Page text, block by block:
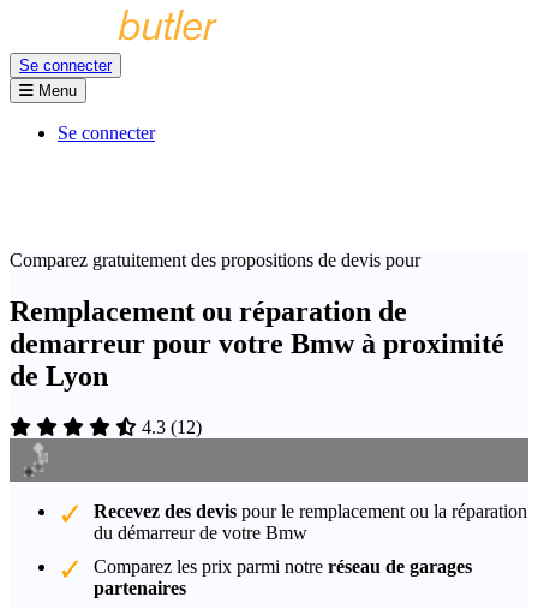
Se connecter
Menu
Se connecter
Comparez gratuitement des propositions de devis pour
Remplacement ou réparation de
demarreur pour votre Bmw à proximité
de Lyon
4.3 (12)
Recevez des devis pour le remplacement ou la réparation
du démarreur de votre Bmw
Comparez les prix parmi notre réseau de garages
partenaires